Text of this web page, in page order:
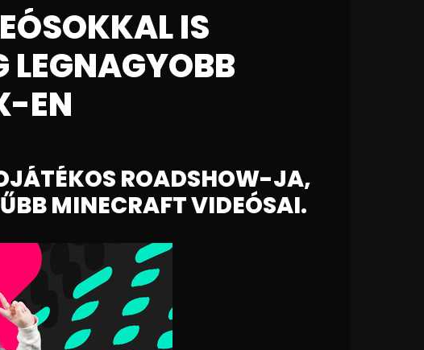
IS
EN
ROADSHOW-JA,
MINECRAFT VIDEÓSAI.